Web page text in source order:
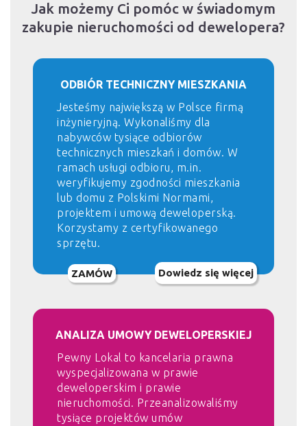
Jak możemy Ci pomóc w świadomym
zakupie nieruchomości od dewelopera?
ODBIÓR TECHNICZNY MIESZKANIA
Jesteśmy największą w Polsce firmą
inżynieryjną. Wykonaliśmy dla
nabywców tysiące odbiorów
technicznych mieszkań i domów. W
ramach usługi odbioru, m.in.
weryfikujemy zgodności mieszkania
lub domu z Polskimi Normami,
projektem i umową deweloperską.
Korzystamy z certyfikowanego
sprzętu.
ZAMÓW Dowiedz się więcej
ANALIZA UMOWY DEWELOPERSKIEJ
Pewny Lokal to kancelaria prawna
wyspecjalizowana w prawie
deweloperskim i prawie
nieruchomości. Przeanalizowaliśmy
tysiące projektów umów